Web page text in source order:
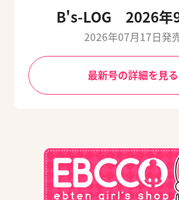
B's-LOG 2026年
2026年07月17日発
最新号の詳細を見る